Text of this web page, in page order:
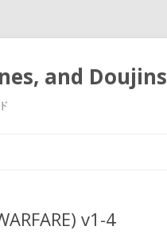
and Doujins
v1-4